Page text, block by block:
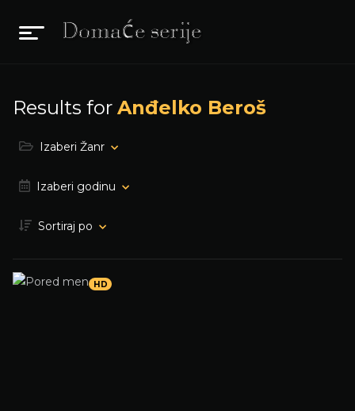
Results for Anđelko Beroš
Izaberi Žanr
Izaberi godinu
Sortiraj po
HD